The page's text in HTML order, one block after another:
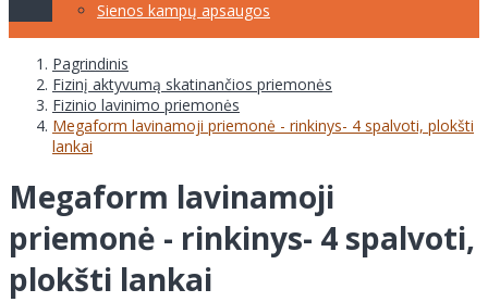
Sienos kampų apsaugos
Pagrindinis
Fizinį aktyvumą skatinančios priemonės
Fizinio lavinimo priemonės
Megaform lavinamoji priemonė - rinkinys- 4 spalvoti, plokšti
lankai
Megaform lavinamoji
priemonė - rinkinys- 4 spalvoti,
plokšti lankai